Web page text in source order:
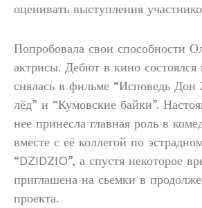
оценивать выступления
Попробовала свои способности
актрисы. Дебют в кино
снялась в фильме “Исповедь
лёд” и “Кумовские байки”.
нее принесла главная роль в
вместе с её коллегой по
“DZIDZIO”, а спустя некоторое
приглашена на сьемки в
проекта.